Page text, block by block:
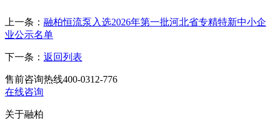
上一条： 融柏恒流泵入选2026年第一批河北省专精特新中小企
业公示名单
下一条： 返回列表
售前咨询热线400-0312-776
在线咨询
关于融柏